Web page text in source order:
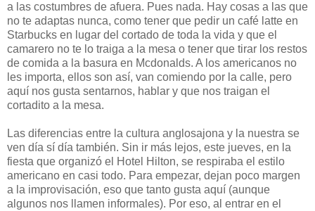
a las costumbres de afuera. Pues nada. Hay cosas a las que
no te adaptas nunca, como tener que pedir un café latte en
Starbucks en lugar del cortado de toda la vida y que el
camarero no te lo traiga a la mesa o tener que tirar los restos
de comida a la basura en Mcdonalds. A los americanos no
les importa, ellos son así, van comiendo por la calle, pero
aquí nos gusta sentarnos, hablar y que nos traigan el
cortadito a la mesa.
Las diferencias entre la cultura anglosajona y la nuestra se
ven día sí día también. Sin ir más lejos, este jueves, en la
fiesta que organizó el Hotel Hilton, se respiraba el estilo
americano en casi todo. Para empezar, dejan poco margen
a la improvisación, eso que tanto gusta aquí (aunque
algunos nos llamen informales). Por eso, al entrar en el